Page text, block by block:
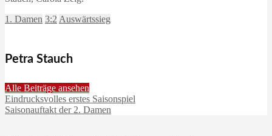
1. Damen 3:2 Auswärtssieg
Petra Stauch
Alle Beiträge ansehen
Eindrucksvolles erstes Saisonspiel
Saisonauftakt der 2. Damen